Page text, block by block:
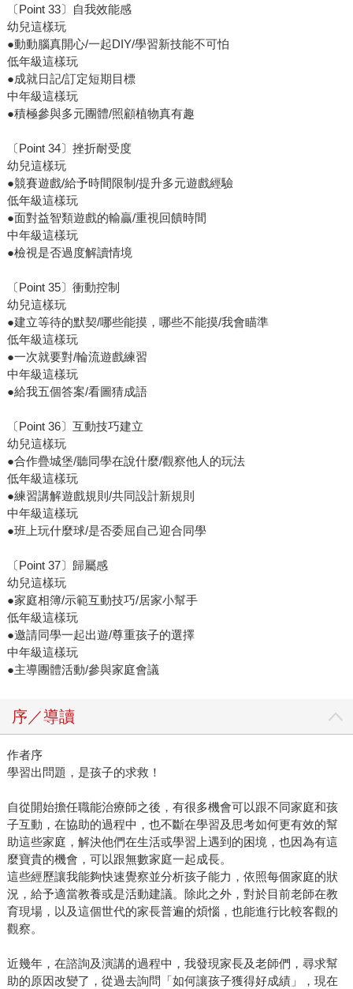
〔Point 33〕自我效能感
幼兒這樣玩
●動動腦真開心/一起DIY/學習新技能不可怕
低年級這樣玩
●成就日記/訂定短期目標
中年級這樣玩
●積極參與多元團體/照顧植物真有趣
〔Point 34〕挫折耐受度
幼兒這樣玩
●競賽遊戲/給予時間限制/提升多元遊戲經驗
低年級這樣玩
●面對益智類遊戲的輸贏/重視回饋時間
中年級這樣玩
●檢視是否過度解讀情境
〔Point 35〕衝動控制
幼兒這樣玩
●建立等待的默契/哪些能摸，哪些不能摸/我會瞄準
低年級這樣玩
●一次就要對/輪流遊戲練習
中年級這樣玩
●給我五個答案/看圖猜成語
〔Point 36〕互動技巧建立
幼兒這樣玩
●合作疊城堡/聽同學在說什麼/觀察他人的玩法
低年級這樣玩
●練習講解遊戲規則/共同設計新規則
中年級這樣玩
●班上玩什麼球/是否委屈自己迎合同學
〔Point 37〕歸屬感
幼兒這樣玩
●家庭相簿/示範互動技巧/居家小幫手
低年級這樣玩
●邀請同學一起出遊/尊重孩子的選擇
中年級這樣玩
●主導團體活動/參與家庭會議
序／導讀
作者序
學習出問題，是孩子的求救！
自從開始擔任職能治療師之後，有很多機會可以跟不同家庭和孩
子互動，在協助的過程中，也不斷在學習及思考如何更有效的幫
助這些家庭，解決他們在生活或學習上遇到的困境，也因為有這
麼寶貴的機會，可以跟無數家庭一起成長。
這些經歷讓我能夠快速覺察並分析孩子能力，依照每個家庭的狀
況，給予適當教養或是活動建議。除此之外，對於目前老師在教
育現場，以及這個世代的家長普遍的煩惱，也能進行比較客觀的
觀察。
近幾年，在諮詢及演講的過程中，我發現家長及老師們，尋求幫
助的原因改變了，從過去詢問「如何讓孩子獲得好成績」，現在